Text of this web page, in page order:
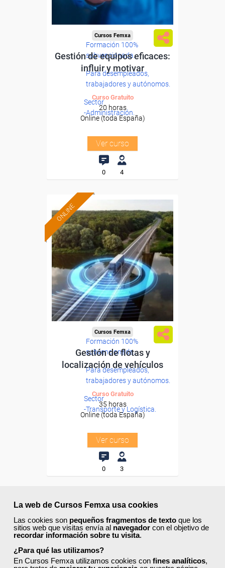
La web de Cursos Femxa usa cookies
Las cookies son pequeños fragmentos de texto que los
sitios web que visitas envía al navegador con el objetivo de
recordar información sobre tu visita.
¿Para qué las utilizamos?
En Cursos Femxa utilizamos cookies con fines analíticos,
Formación 100%
subvencionada.
Para desempleados,
trabajadores y autónomos.
Sector
-Administración.
Cursos Femxa
Gestión de equipos eficaces:
influir y motivar
Curso Gratuito
20 horas
Online (toda España)
Ver curso
0 4
ONLINE
Formación 100%
subvencionada.
Para desempleados,
trabajadores y autónomos.
Sector
-Transporte y Logística.
Cursos Femxa
Gestión de flotas y
localización de vehículos
Curso Gratuito
35 horas
Online (toda España)
Ver curso
0 3
ONLINE